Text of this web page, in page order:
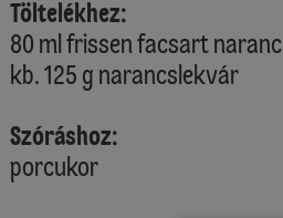
Töltelékhez:
80 ml frissen facsart
kb. 125 g narancslekvár
Szóráshoz:
porcukor